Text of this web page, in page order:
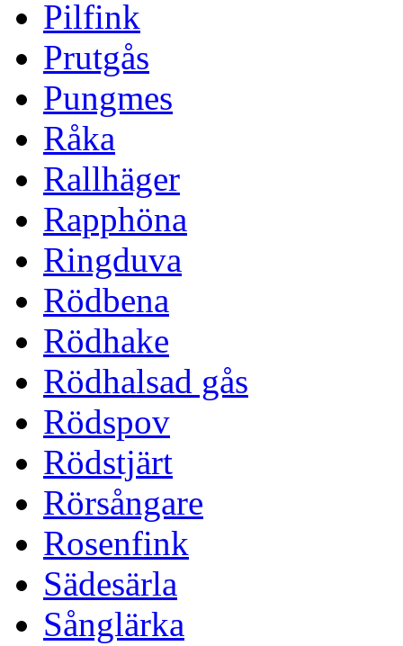
Pilfink
Prutgås
Pungmes
Råka
Rallhäger
Rapphöna
Ringduva
Rödbena
Rödhake
Rödhalsad gås
Rödspov
Rödstjärt
Rörsångare
Rosenfink
Sädesärla
Sånglärka